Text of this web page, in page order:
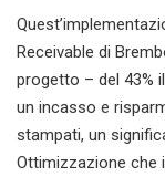
Receivable di
progetto – del 43%
un incasso e
stampati, un
Ottimizzazione che